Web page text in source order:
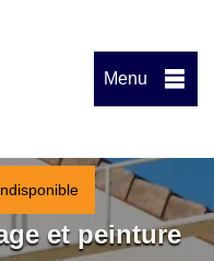
Menu
et peinture